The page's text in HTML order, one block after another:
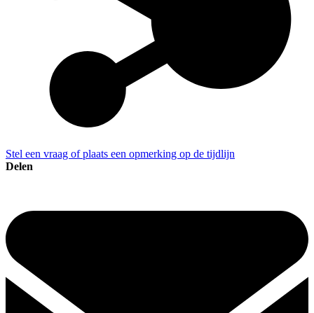
Stel een vraag of plaats een opmerking op de tijdlijn
Delen